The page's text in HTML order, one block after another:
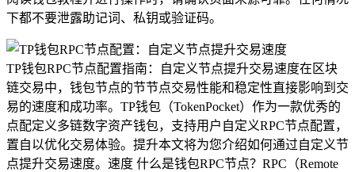
下都不要泄露助记词、私钥或验证码。
TP钱包RPC节点配置指南：自定义节点提升交易速度在区块
链交易中，钱包节点的节节点交易性能和稳定性直接影响到交
易的速度和成功率。TP钱包（TokenPocket）作为一款优秀的
点配定义多链数字资产钱包，支持用户自定义RPC节点配置，
置自以优化交易体验。提升本文将为您介绍如何通过自定义节
点提升交易速度。速度 什么是钱包RPC节点？RPC（Remote